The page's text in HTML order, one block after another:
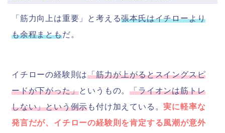
「筋力向上は重要」と考える張本氏はイチローより
も余程まともだ。
イチローの経験則は「筋力が上がるとスイングスピ
ードが下がった」というもの。「ライオンは筋トレ
しない」という例示も付け加えている。実に軽率な
発言だが、イチローの経験則を肯定する風潮が意外